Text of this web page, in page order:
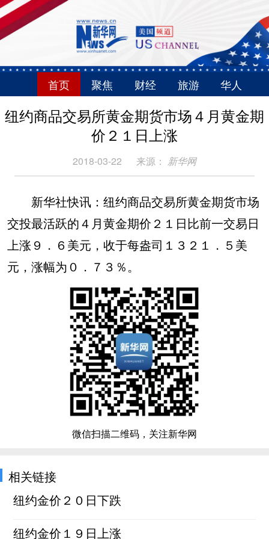
首页 聚焦 财经 旅游 华人
纽约商品交易所黄金期货市场４月黄金期
价２１日上涨
2018-03-22 来源： 新华网
新华社快讯：纽约商品交易所黄金期货市场
交投最活跃的４月黄金期价２１日比前一交易日
上涨９．６美元，收于每盎司１３２１．５美
元，涨幅为０．７３％。
微信扫描二维码，关注新华网
相关链接
纽约金价２０日下跌
纽约金价１９日上涨